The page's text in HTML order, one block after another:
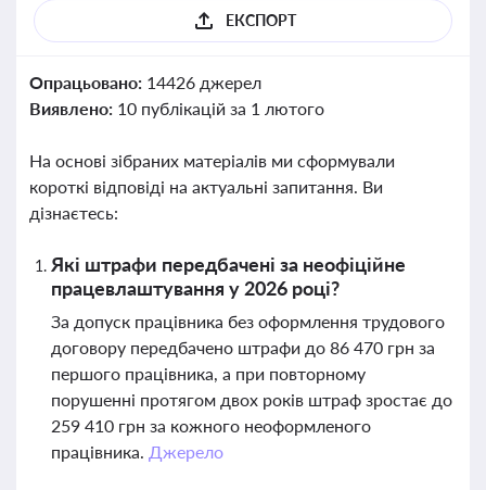
ЕКСПОРТ
Опрацьовано: 14426 джерел
Виявлено: 10 публікацій за 1 лютого
На основі зібраних матеріалів ми сформували
короткі відповіді на актуальні запитання. Ви
дізнаєтесь:
Які штрафи передбачені за неофіційне
працевлаштування у 2026 році?
За допуск працівника без оформлення трудового
договору передбачено штрафи до 86 470 грн за
першого працівника, а при повторному
порушенні протягом двох років штраф зростає до
259 410 грн за кожного неоформленого
працівника. Джерело